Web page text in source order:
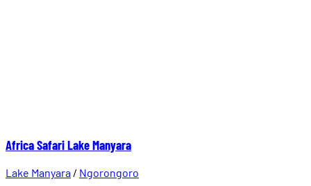
Africa Safari Lake Manyara
Lake Manyara / Ngorongoro